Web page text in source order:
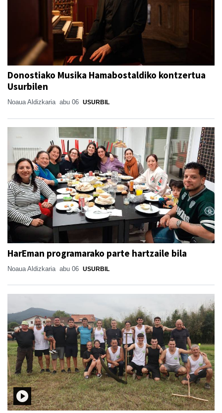
Donostiako Musika Hamabostaldiko kontzertua
Usurbilen
Noaua Aldizkaria abu 06 USURBIL
HarEman programarako parte hartzaile bila
Noaua Aldizkaria abu 06 USURBIL